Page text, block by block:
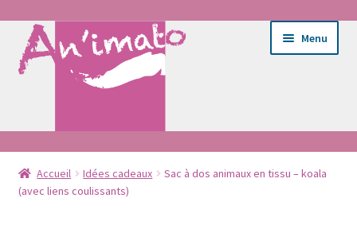
Aller
à
la
Aller
au
contenu
Menu
Ateliers
Ouvrir
le
E-shop
Accueil Idées cadeaux
Sac à dos animaux en tissu – koala
(avec liens coulissants)